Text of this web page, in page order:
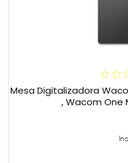
Mesa Digitalizadora
, Wacom One